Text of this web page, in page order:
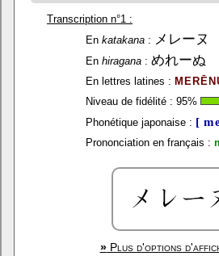
Transcription n°1 :
En katakana : メレーヌ
En hiragana : めれーぬ
En lettres latines :
Niveau de fidélité : 95%
Phonétique japonaise : [
Prononciation en français :
»Plus d'options